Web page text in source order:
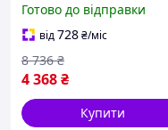
підлогова світлодіодна,
Лампа для читання
підлогова, MTS
Готово до відправки
від728₴/міс
4 368₴
8 736 ₴
Купити